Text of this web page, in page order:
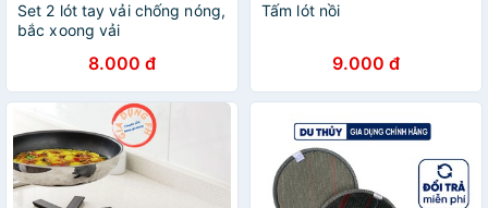
Set 2 lót tay vải chống nóng,
bắc xoong vải
8.000 đ
Tấm lót nồi
9.000 đ